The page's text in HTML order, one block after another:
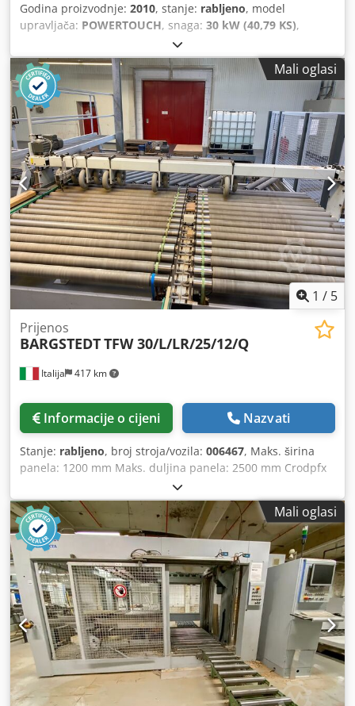
Godina proizvodnje: 2010, stanje: rabljeno, model
upravljača: POWERTOUCH, snaga: 30 kW (40,79 KS),
18.800 mm
15.000 mm, brzina pomaka osi X:80 m/min, TEHNIČKE
KARAKTERISTIKE Cjdpfezmtmnox Akvsrf Duljina obratka:
18.800 mm Širina obratka: 15.000 mm Minimalna duljina
ploče: 2.000 mm Maksimalna duljina ploče: 4.300 mm
Minimalna širina ploče: 800 mm Maksimalna širina ploče:
2.200 mm Maksimalna brzina pomaka: 80 m/min TEHNIČKI
PODACI O STROJU Upravljački sustav: POWERTOUCH
Ukupna priključna snaga: 30 kW OPREMA CE oznaka Stroj
se prodaje i isporučuje u njegovom stvarnom i pravnom
stanju („onakav kakav jest“) na temelju fotografske
dokumentacije i tehničkih/komercijalnih dokumenata s
opisnim karakteristikama. Kupac ima pravo pregledati
robu prije preuzimanja i preuzima odgovornost za
ugradnju, osiguranje i korištenje stroja na mjestu krajnje
primjene. Vanjska referenca: 5107
Mali oglasi
1 / 5
Italija 417 km
Prijenos
BARGSTEDTTFW 30/L/LR/25/12/Q
Informacije o cijeni Nazvati
Stanje: rabljeno, broj stroja/vozila: 006467, Maks. širina
panela: 1200 mm Maks. duljina panela: 2500 mm Crodpfx
Akeyhbk Esvef Prijenos na 90 stupnjeva: da
Mali oglasi